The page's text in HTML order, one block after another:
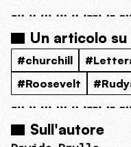
Un articolo su
#churchill
#Roosevelt
Sull'autore